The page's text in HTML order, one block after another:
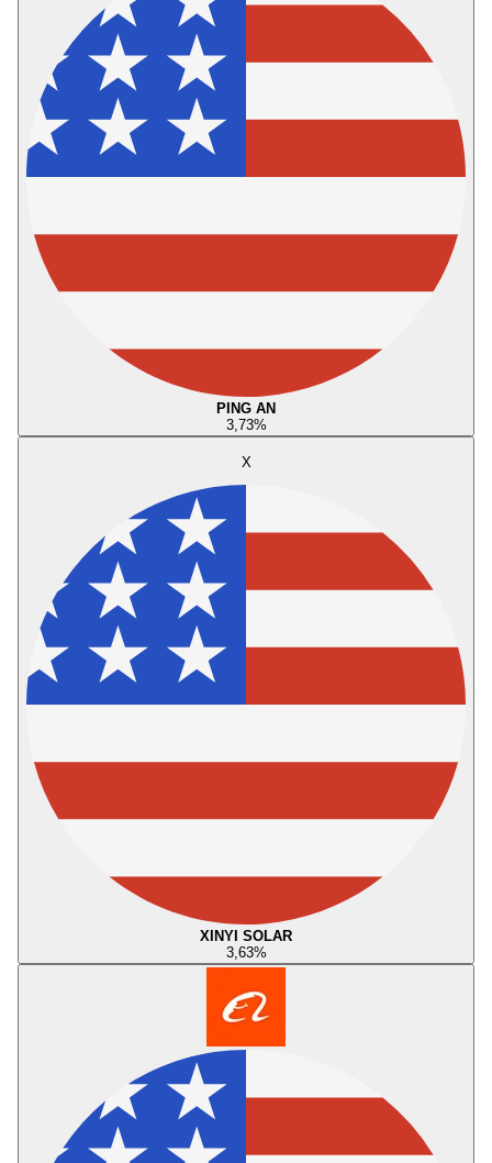
PING AN
3,73%
X
XINYI SOLAR
3,63%